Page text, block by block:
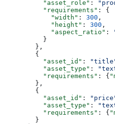
          "asset_role"
:
          "requirements"
: {
            "width"
: 300 ,
            "height"
: 300 ,
            "aspect_ratio"
:
          }
        },
        {
          "asset_id"
:
          "asset_type"
:
          "requirements"
: {
        },
        {
          "asset_id"
:
          "asset_type"
:
          "requirements"
: {
        }